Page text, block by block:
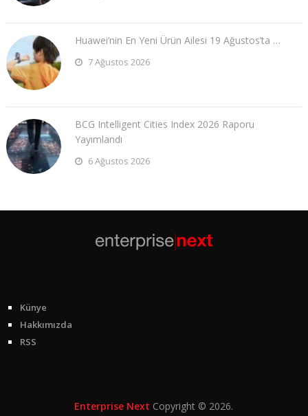
Huawei’nin En Yeni Ürün Ailesi 19 Ağustos’ta …
7 Ağustos 2026
BCG Intelligent Cities Index 2026 Raporu
Yayımlandı
6 Ağustos 2026
Künye
Hakkımızda
RSS
Enterprise Next Copyright © 2026.